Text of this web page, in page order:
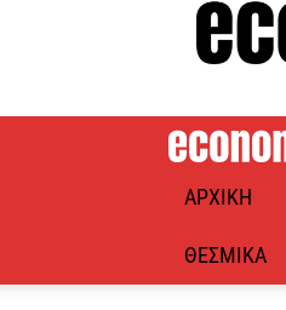
ΑΡΧΙΚΉ
ΘΕΣΜΙΚΆ